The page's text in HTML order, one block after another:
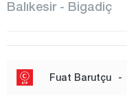
GÖMEÇ
GÖNEN
Balıkesir - Bigadiç
Fuat Barutçu -